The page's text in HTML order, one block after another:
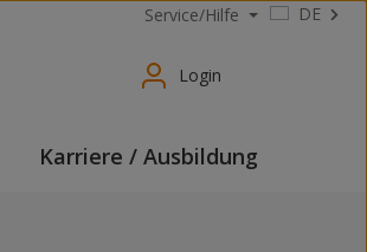
DE
Service/Hilfe
Login
Karriere / Ausbildung